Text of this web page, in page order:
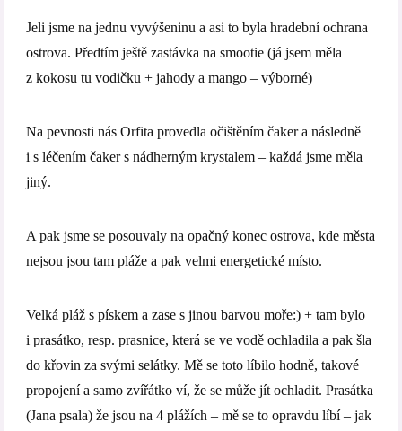
Jeli jsme na jednu vyvýšeninu a asi to byla hradební ochrana
ostrova. Předtím ještě zastávka na smootie (já jsem měla
z kokosu tu vodičku + jahody a mango – výborné)
Na pevnosti nás Orfita provedla očištěním čaker a následně
i s léčením čaker s nádherným krystalem – každá jsme měla
jiný.
A pak jsme se posouvaly na opačný konec ostrova, kde města
nejsou jsou tam pláže a pak velmi energetické místo.
Velká pláž s pískem a zase s jinou barvou moře:) + tam bylo
i prasátko, resp. prasnice, která se ve vodě ochladila a pak šla
do křovin za svými selátky. Mě se toto líbilo hodně, takové
propojení a samo zvířátko ví, že se může jít ochladit. Prasátka
(Jana psala) že jsou na 4 plážích – mě se to opravdu líbí – jak